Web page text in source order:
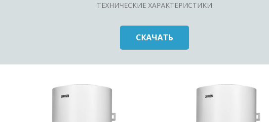
ТЕХНИЧЕСКИЕ ХАРАКТЕРИСТИКИ
СКАЧАТЬ